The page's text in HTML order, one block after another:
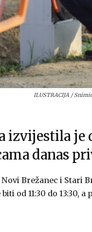
ILUSTRACIJA /
izvijestila je
danas
Brežanec i Stari
od 11:30 do 13:30,